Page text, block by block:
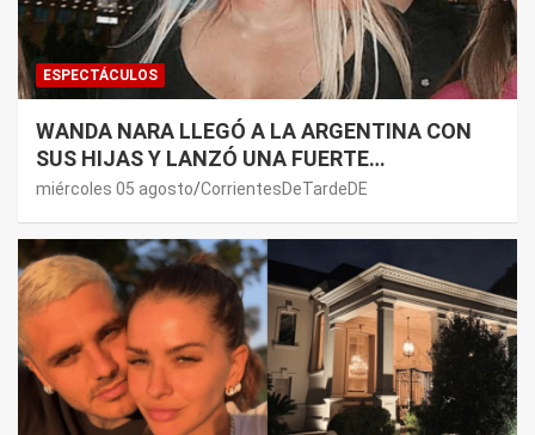
ESPECTÁCULOS
WANDA NARA LLEGÓ A LA ARGENTINA CON
SUS HIJAS Y LANZÓ UNA FUERTE
PREMONICIÓN SOBRE MAURO ICARDI
miércoles 05 agosto CorrientesDeTardeDE